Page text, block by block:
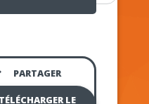
PARTAGER
LE